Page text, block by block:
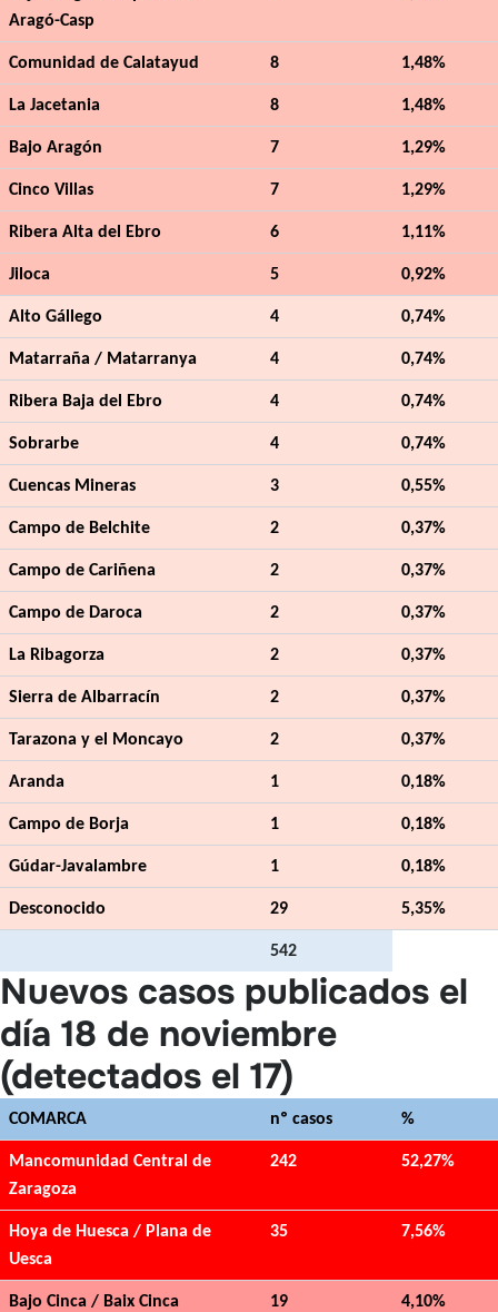
Aragó-Casp
Comunidad de Calatayud 8 1,48%
La Jacetania 8 1,48%
Bajo Aragón 7 1,29%
Cinco Villas 7 1,29%
Ribera Alta del Ebro 6 1,11%
Jiloca 5 0,92%
Alto Gállego 4 0,74%
Matarraña / Matarranya 4 0,74%
Ribera Baja del Ebro 4 0,74%
Sobrarbe 4 0,74%
Cuencas Mineras 3 0,55%
Campo de Belchite 2 0,37%
Campo de Cariñena 2 0,37%
Campo de Daroca 2 0,37%
La Ribagorza 2 0,37%
Sierra de Albarracín 2 0,37%
Tarazona y el Moncayo 2 0,37%
Aranda 1 0,18%
Campo de Borja 1 0,18%
Gúdar-Javalambre 1 0,18%
Desconocido 29 5,35%
542
Nuevos casos publicados el
día 18 de noviembre
(detectados el 17)
COMARCA nº casos %
Mancomunidad Central de
Zaragoza
242 52,27%
Hoya de Huesca / Plana de
Uesca
35 7,56%
Bajo Cinca / Baix Cinca 19 4,10%